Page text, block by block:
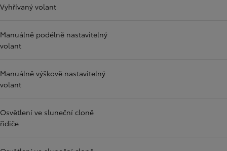
Vyhřívaný volant
Manuálně podélně nastavitelný
volant
Manuálně výškově nastavitelný
volant
Osvětlení ve sluneční cloně
řidiče